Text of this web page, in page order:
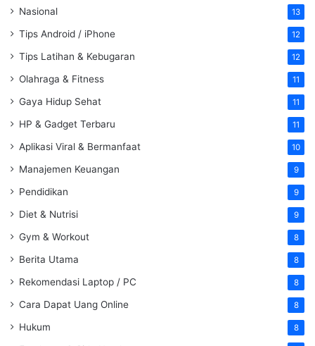
Nasional 13
Tips Android / iPhone 12
Tips Latihan & Kebugaran 12
Olahraga & Fitness 11
Gaya Hidup Sehat 11
HP & Gadget Terbaru 11
Aplikasi Viral & Bermanfaat 10
Manajemen Keuangan 9
Pendidikan 9
Diet & Nutrisi 9
Gym & Workout 8
Berita Utama 8
Rekomendasi Laptop / PC 8
Cara Dapat Uang Online 8
Hukum 8